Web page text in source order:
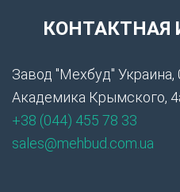
Завод "Мехбуд" Украина,
Академика Крымского,
+38 (044) 455 78 33
sales@mehbud.com.ua